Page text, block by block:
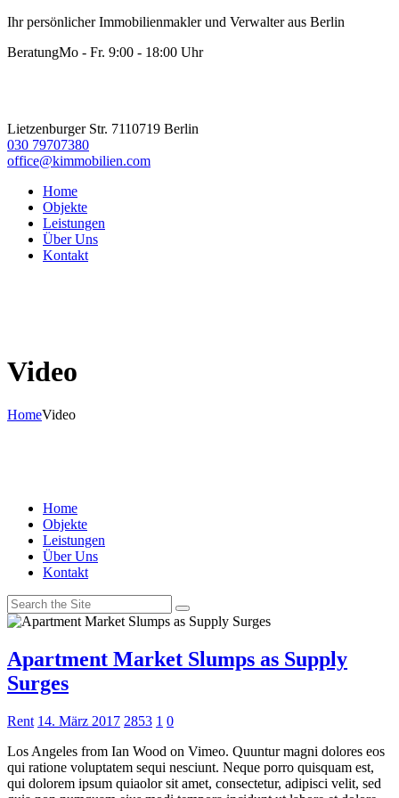
Ihr persönlicher Immobilienmakler und Verwalter aus Berlin
BeratungMo - Fr. 9:00 - 18:00 Uhr
Lietzenburger Str. 7110719 Berlin
030 79707380
office@kimmobilien.com
Home
Objekte
Leistungen
Über Uns
Kontakt
Video
HomeVideo
Home
Objekte
Leistungen
Über Uns
Kontakt
Apartment Market Slumps as Supply
Surges
Rent 14. März 2017 2853 1 0
Los Angeles from Ian Wood on Vimeo. Quuntur magni dolores eos
qui ratione voluptatem sequi nesciunt. Neque porro quisquam est,
qui dolorem ipsum quiaolor sit amet, consectetur, adipisci velit, sed